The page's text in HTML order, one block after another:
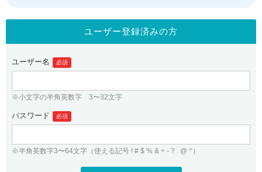
.jpドメインオークション
gTLDオークション NEW!
.jpドメインバックオーダー
プレミアムドメイン
人気ドメインの種類
WHOIS検索
紹介制度
バリュードメインAPI
ドメイン・ホスティングOEM
ログイン
従来のバリュードメインをご利用希望の方
Value Domainにログイン
ユーザー登録
ユーザー登録済みの方
ユーザー名 必須
※小文字の半角英数字 3〜32文字
パスワード 必須
※半角英数字3〜64文字（使える記号 ! # $ % & + - ? . @ ^）